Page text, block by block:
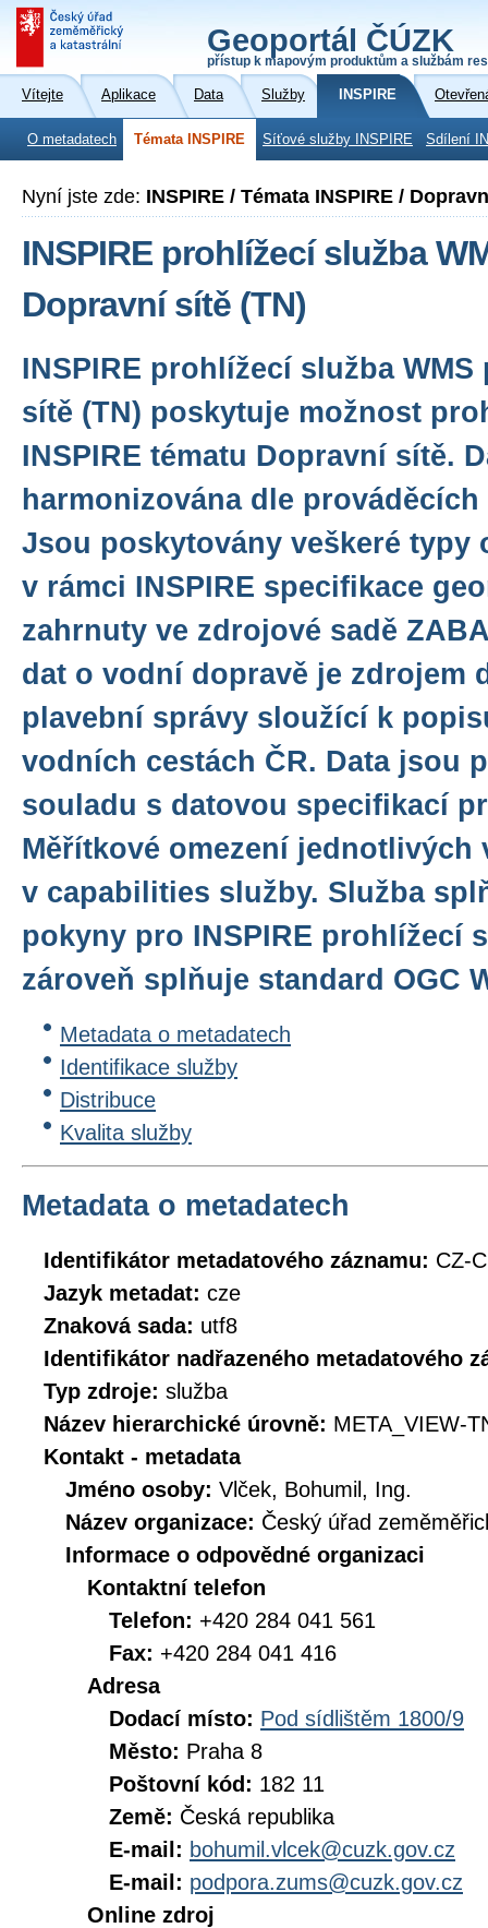
Geoportál ČÚZK
přístup k mapovým produktům a službám
Vítejte Aplikace Data Služby INSPIRE
O metadatech Témata INSPIRE Síťové služby INSPIRE Sdílení
Nyní jste zde: INSPIRE / Témata INSPIRE /
INSPIRE prohlížecí služba
Dopravní sítě (TN)
INSPIRE prohlížecí služba
sítě (TN) poskytuje možnost
INSPIRE tématu Dopravní sítě.
harmonizována dle prováděcích
Jsou poskytovány veškeré typy
v rámci INSPIRE specifikace
zahrnuty ve zdrojové sadě
dat o vodní dopravě je zdrojem
plavební správy sloužící k
vodních cestách ČR. Data jsou
souladu s datovou specifikací
Měřítkové omezení jednotlivých
v capabilities služby. Služba
pokyny pro INSPIRE prohlížecí
zároveň splňuje standard OGC
Metadata o metadatech
Identifikace služby
Distribuce
Kvalita služby
Metadata o metadatech
Identifikátor metadatového záznamu: CZ-
Jazyk metadat: cze
Znaková sada: utf8
Identifikátor nadřazeného metadatového
Typ zdroje: služba
Název hierarchické úrovně: META_VIEW-
Kontakt - metadata
Jméno osoby: Vlček, Bohumil, Ing.
Název organizace: Český úřad
Informace o odpovědné organizaci
Kontaktní telefon
Telefon: +420 284 041 561
Fax: +420 284 041 416
Adresa
Dodací místo: Pod sídlištěm 1800/9
Město: Praha 8
Poštovní kód: 182 11
Země: Česká republika
E-mail: bohumil.vlcek@cuzk.gov.cz
E-mail: podpora.zums@cuzk.gov.cz
Online zdroj